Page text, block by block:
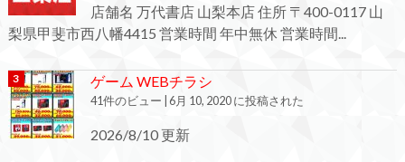
店舗名 万代書店 山梨本店 住所 〒400-0117 山
梨県甲斐市西八幡4415 営業時間 年中無休 営業時間...
ゲーム WEBチラシ
41件のビュー 6月 10, 2020 に投稿された
2026/8/10 更新